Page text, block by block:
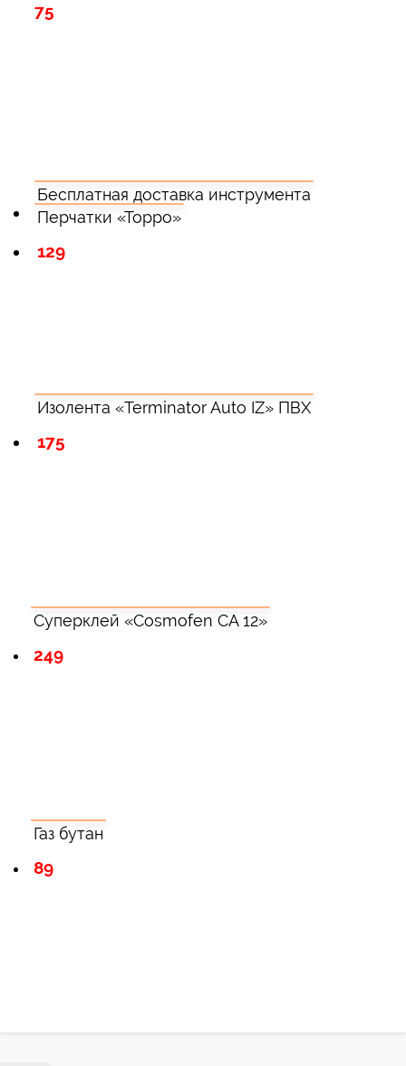
75
Перчатки «Торро»
129
Бесплатная доставка инструмента
Изолента «Terminator Auto IZ» ПВХ
175
Суперклей «Cosmofen CA 12»
249
Газ бутан
89